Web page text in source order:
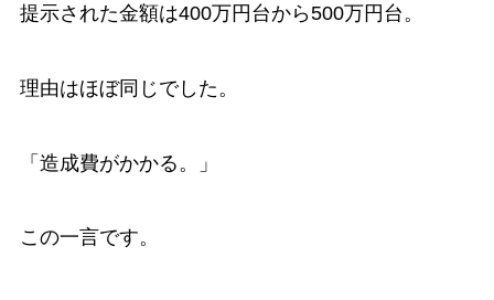
提示された金額は400万円台から500万円台。
理由はほぼ同じでした。
「造成費がかかる。」
この一言です。